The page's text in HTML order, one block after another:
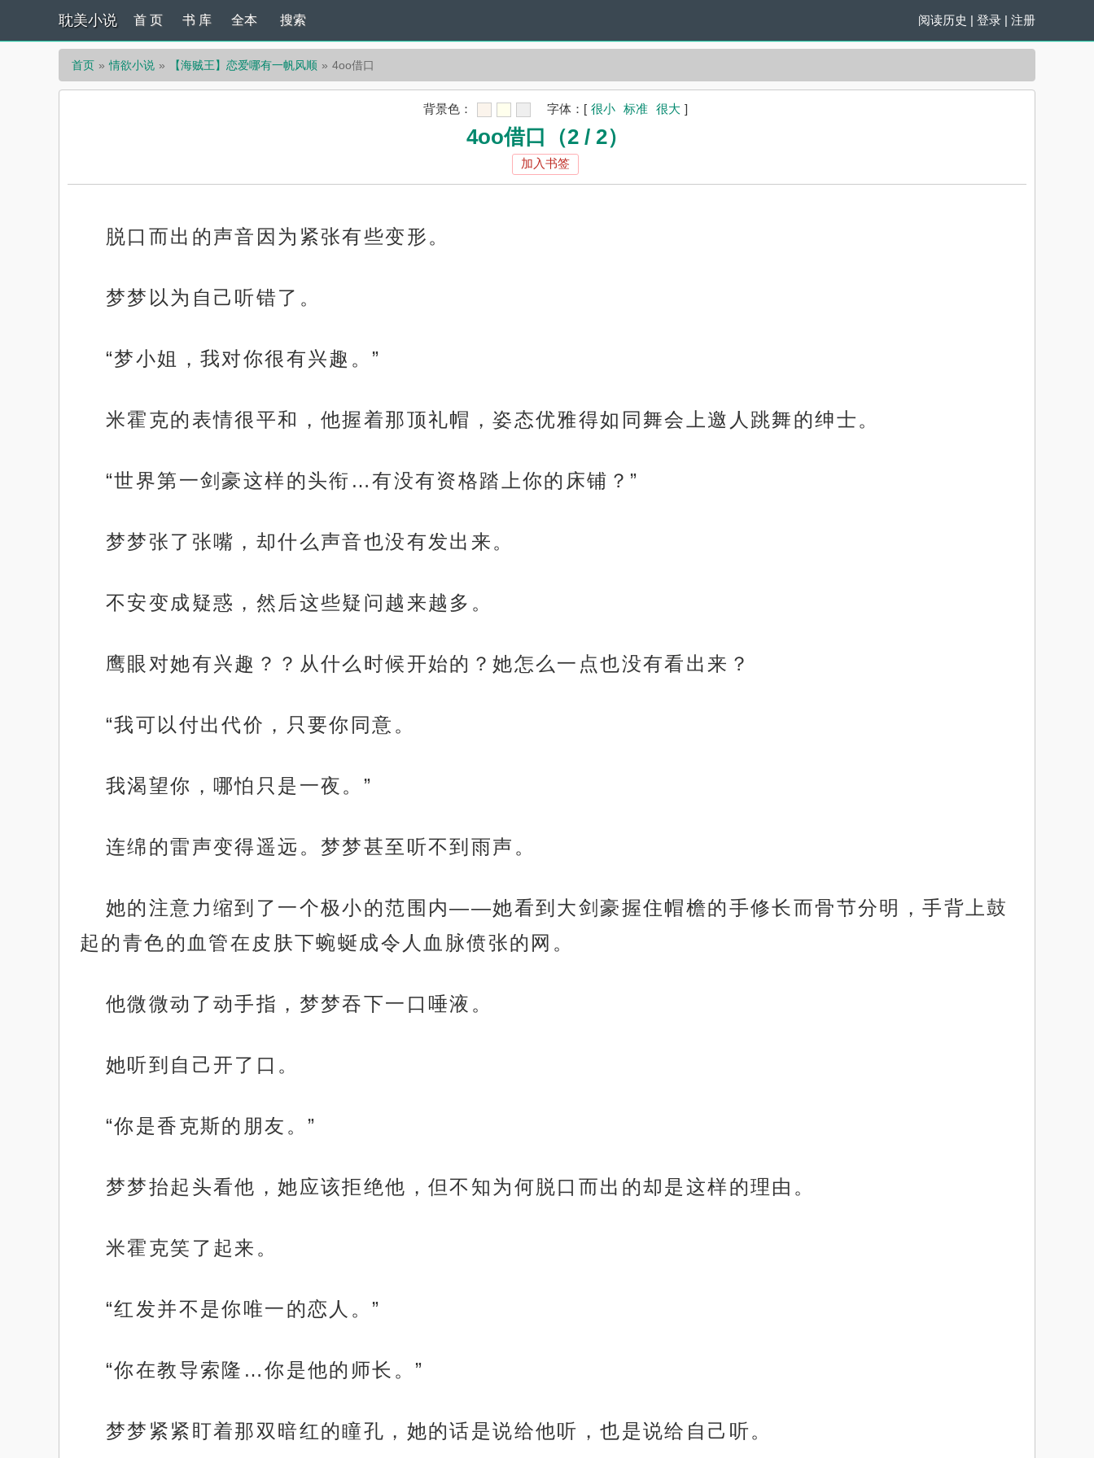
耽美小说 阅读历史 | 登录 | 注册
首 页 书 库 全本 搜索
首页 情欲小说 【海贼王】恋爱哪有一帆风顺 4oo借口
背景色： 字体： [ 很小 标准 很大 ]
4oo借口（2 / 2）
加入书签
脱口而出的声音因为紧张有些变形。
梦梦以为自己听错了。
“梦小姐，我对你很有兴趣。”
米霍克的表情很平和，他握着那顶礼帽，姿态优雅得如同舞会上邀人跳舞的绅士。
“世界第一剑豪这样的头衔…有没有资格踏上你的床铺？”
梦梦张了张嘴，却什么声音也没有发出来。
不安变成疑惑，然后这些疑问越来越多。
鹰眼对她有兴趣？？从什么时候开始的？她怎么一点也没有看出来？
“我可以付出代价，只要你同意。
我渴望你，哪怕只是一夜。”
连绵的雷声变得遥远。梦梦甚至听不到雨声。
她的注意力缩到了一个极小的范围内——她看到大剑豪握住帽檐的手修长而骨节分明，手背上鼓
起的青色的血管在皮肤下蜿蜒成令人血脉偾张的网。
他微微动了动手指，梦梦吞下一口唾液。
她听到自己开了口。
“你是香克斯的朋友。”
梦梦抬起头看他，她应该拒绝他，但不知为何脱口而出的却是这样的理由。
米霍克笑了起来。
“红发并不是你唯一的恋人。”
“你在教导索隆…你是他的师长。”
梦梦紧紧盯着那双暗红的瞳孔，她的话是说给他听，也是说给自己听。